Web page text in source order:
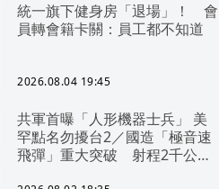
統一旗下健身房「退場」！ 會
員轉會籍卡關：員工都不知道
2026.08.04 19:45
共軍首曝「人形機器士兵」 美
罕點名勿擾台2／國造「極音速
飛彈」重大突破 射程2千公里